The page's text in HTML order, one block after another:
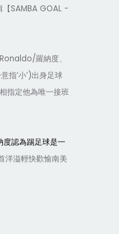
【 SAMBA GOAL -
羅納度、
意指‘小’)出身足球
指定他為唯一接班
度認為踢足球是一
洋溢輕快歡愉南美